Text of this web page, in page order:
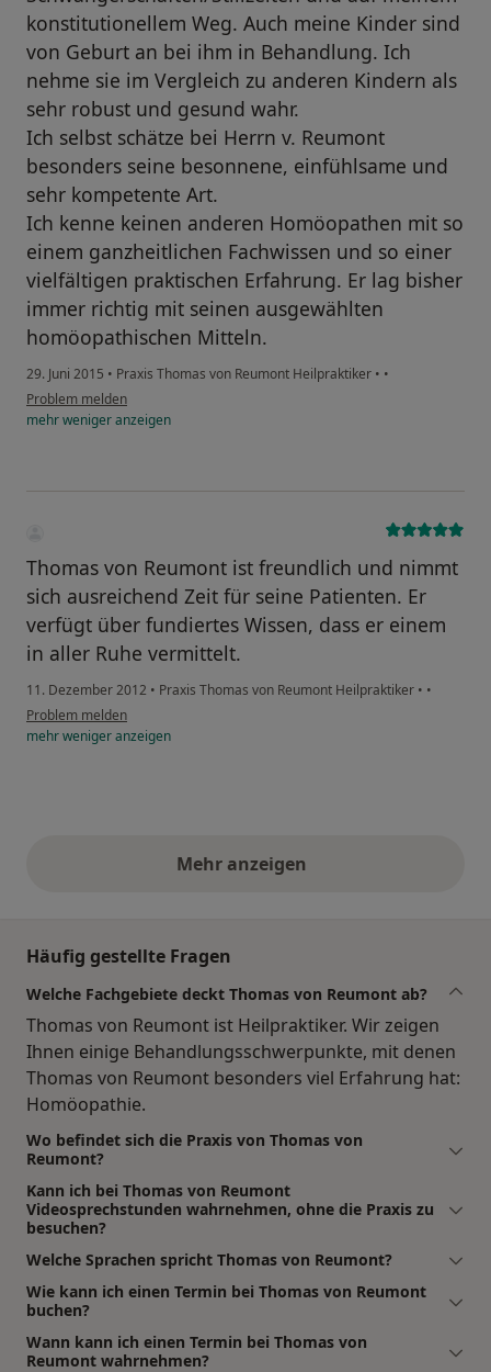
konstitutionellem Weg. Auch meine Kinder sind
von Geburt an bei ihm in Behandlung. Ich
nehme sie im Vergleich zu anderen Kindern als
sehr robust und gesund wahr.
Ich selbst schätze bei Herrn v. Reumont
besonders seine besonnene, einfühlsame und
sehr kompetente Art.
Ich kenne keinen anderen Homöopathen mit so
einem ganzheitlichen Fachwissen und so einer
vielfältigen praktischen Erfahrung. Er lag bisher
immer richtig mit seinen ausgewählten
homöopathischen Mitteln.
29. Juni 2015 • Praxis Thomas von Reumont Heilpraktiker • •
Problem melden
mehrwenigeranzeigen
Thomas von Reumont ist freundlich und nimmt
sich ausreichend Zeit für seine Patienten. Er
verfügt über fundiertes Wissen, dass er einem
in aller Ruhe vermittelt.
11. Dezember 2012 • Praxis Thomas von Reumont Heilpraktiker • •
Problem melden
mehrwenigeranzeigen
Mehr anzeigenobige Stellungnahmen
Häufig gestellte Fragen
Welche Fachgebiete deckt Thomas von Reumont ab?
Thomas von Reumont ist Heilpraktiker. Wir zeigen
Ihnen einige Behandlungsschwerpunkte, mit denen
Thomas von Reumont besonders viel Erfahrung hat:
Homöopathie.
Wo befindet sich die Praxis von Thomas von
Reumont?
Kann ich bei Thomas von Reumont
Videosprechstunden wahrnehmen, ohne die Praxis zu
besuchen?
Welche Sprachen spricht Thomas von Reumont?
Wie kann ich einen Termin bei Thomas von Reumont
buchen?
Wann kann ich einen Termin bei Thomas von
Reumont wahrnehmen?